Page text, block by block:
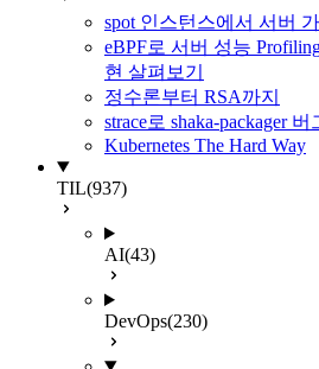
spot 인스턴스에서 서버
eBPF로 서버 성능
현 살펴보기
정수론부터 RSA까지
strace로 shaka-packager 버
Kubernetes The Hard Way
TIL(937)
AI(43)
DevOps(230)